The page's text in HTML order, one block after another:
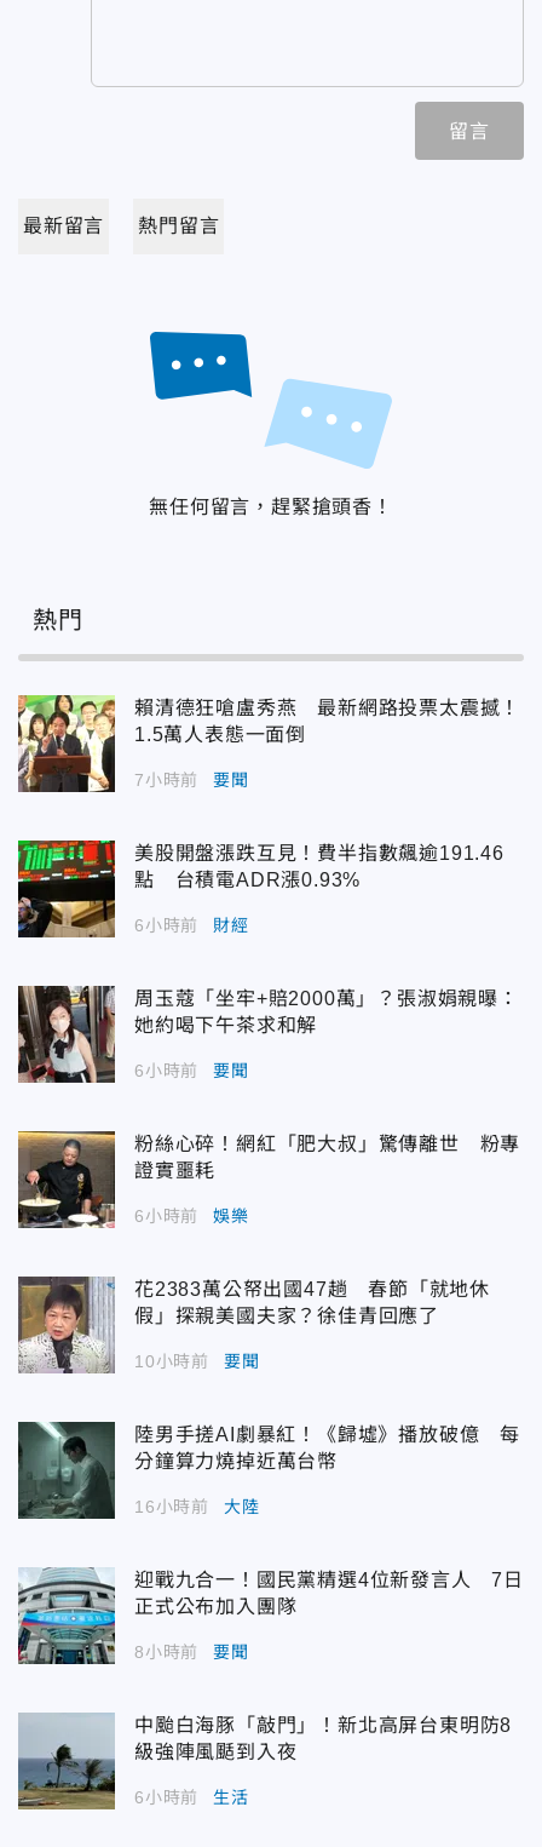
留言
最新留言 熱門留言
無任何留言，趕緊搶頭香！
熱門
賴清德狂嗆盧秀燕 最新網路投票太震撼！
1.5萬人表態一面倒
7小時前 要聞
美股開盤漲跌互見！費半指數飆逾191.46
點 台積電ADR漲0.93%
6小時前 財經
周玉蔻「坐牢+賠2000萬」？張淑娟親曝：
她約喝下午茶求和解
6小時前 要聞
粉絲心碎！網紅「肥大叔」驚傳離世 粉專
證實噩耗
6小時前 娛樂
花2383萬公帑出國47趟 春節「就地休
假」探親美國夫家？徐佳青回應了
10小時前 要聞
陸男手搓AI劇暴紅！《歸墟》播放破億 每
分鐘算力燒掉近萬台幣
16小時前 大陸
迎戰九合一！國民黨精選4位新發言人 7日
正式公布加入團隊
8小時前 要聞
中颱白海豚「敲門」！新北高屏台東明防8
級強陣風颳到入夜
6小時前 生活